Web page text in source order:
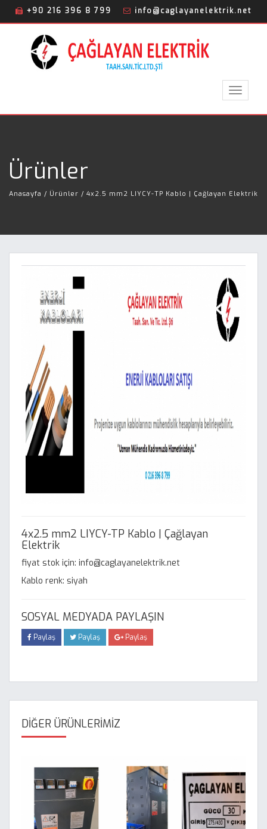
+90 216 396 8 799 info@caglayanelektrik.net
Toggle
Ürünler
Anasayfa / Ürünler / 4x2.5 mm2 LIYCY-TP Kablo | Çağlayan Elektrik
4x2.5 mm2 LIYCY-TP Kablo | Çağlayan
Elektrik
fiyat stok için: info@caglayanelektrik.net
Kablo renk: siyah
SOSYAL MEDYADA PAYLAŞIN
Paylaş Paylaş Paylaş
DİĞER ÜRÜNLERİMİZ